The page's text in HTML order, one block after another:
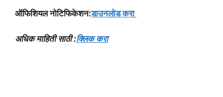
ऑफिशियल नोटिफिकेशन:डाउनलोड करा
अधिक माहिती साठी :क्लिक करा